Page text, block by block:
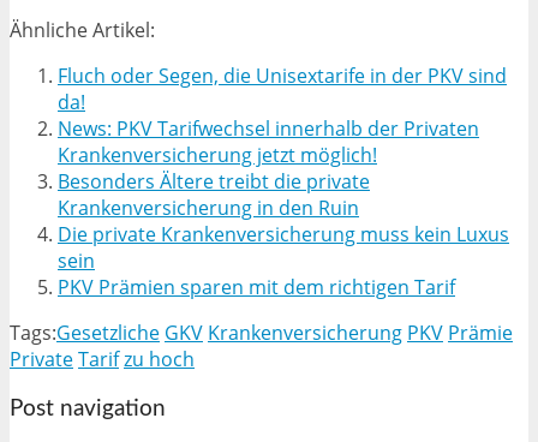
Ähnliche Artikel:
Fluch oder Segen, die Unisextarife in der PKV sind
da!
News: PKV Tarifwechsel innerhalb der Privaten
Krankenversicherung jetzt möglich!
Besonders Ältere treibt die private
Krankenversicherung in den Ruin
Die private Krankenversicherung muss kein Luxus
sein
PKV Prämien sparen mit dem richtigen Tarif
Tags:Gesetzliche GKV Krankenversicherung PKV Prämie
PrivateTarifzu hoch
Post navigation